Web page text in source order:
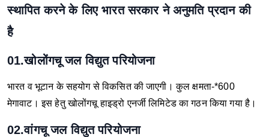
स्थापित करने के लिए भारत सरकार ने अनुमति प्रदान की
है
01.खोलोंगचू जल विद्युत परियोजना
भारत व भूटान के सहयोग से विकसित की जाएगी। कुल क्षमता-*600
मेगावाट। इस हेतु खोलोंगचू हाइड्रो एनर्जी लिमिटेड का गठन किया गया है।
02.वांगचू जल विद्युत परियोजना